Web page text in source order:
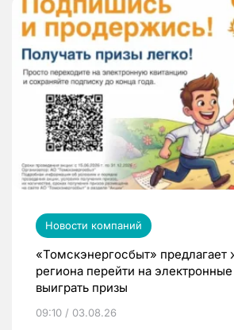
Новости компаний
«Томскэнергосбыт» предлагает
региона перейти на
выиграть призы
09:10 / 03.08.26